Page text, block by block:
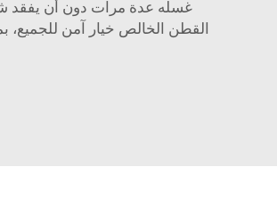
غسله عدة مرات دون أن يفقد
القطن الخالص خيار آمن للجميع،